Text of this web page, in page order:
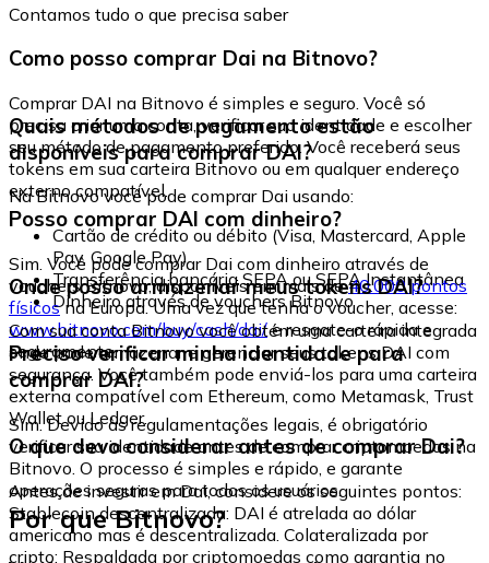
Contamos tudo o que precisa saber
Como posso comprar Dai na Bitnovo?
Comprar DAI na Bitnovo é simples e seguro. Você só
precisa criar uma conta, verificar sua identidade e escolher
seu método de pagamento preferido. Você receberá seus
tokens em sua carteira Bitnovo ou em qualquer endereço
externo compatível.
Quais métodos de pagamento estão
disponíveis para comprar DAI?
Na Bitnovo você pode comprar Dai usando:
Cartão de crédito ou débito (Visa, Mastercard, Apple
Pay, Google Pay)
Transferência bancária SEPA ou SEPA Instantânea
Dinheiro através de vouchers Bitnovo
Posso comprar DAI com dinheiro?
Sim. Você pode comprar Dai com dinheiro através de
vouchers Bitnovo, disponíveis em mais de40.000 pontos
físicosna Europa. Uma vez que tenha o voucher, acesse:
www.bitnovo.com/buy/cash/dai/e resgate-o rápida e
seguramente.
Onde posso armazenar meus tokens DAI?
Com sua conta Bitnovo você obtém uma carteira integrada
onde pode armazenar e gerenciar seus tokens DAI com
segurança. Você também pode enviá-los para uma carteira
externa compatível com Ethereum, como Metamask, Trust
Wallet ou Ledger.
Preciso verificar minha identidade para
comprar DAI?
Sim. Devido às regulamentações legais, é obrigatório
verificar sua identidade antes de comprar criptomoedas na
Bitnovo. O processo é simples e rápido, e garante
operações seguras para todos os usuários.
O que devo considerar antes de comprar Dai?
Antes de investir em Dai, considere os seguintes pontos:
Stablecoin descentralizada: DAI é atrelada ao dólar
americano mas é descentralizada. Colateralizada por
cripto: Respaldada por criptomoedas como garantia no
Por que Bitnovo?